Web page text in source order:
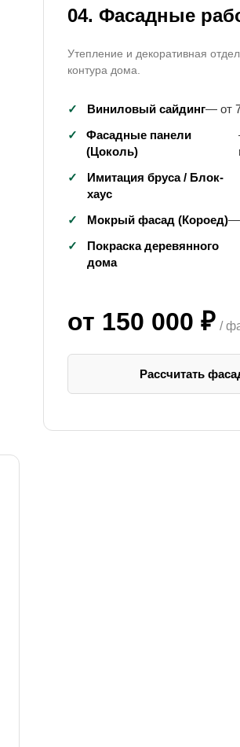
04. Фасадные
Утепление и декоративная
контура дома.
✓ Виниловый сайдинг— от
✓
Фасадные панели
(Цоколь)
✓
Имитация бруса / Блок-
хаус
✓
Мокрый фасад (Короед)—
✓
Покраска деревянного
дома
от 150 000 ₽ /
Рассчитать